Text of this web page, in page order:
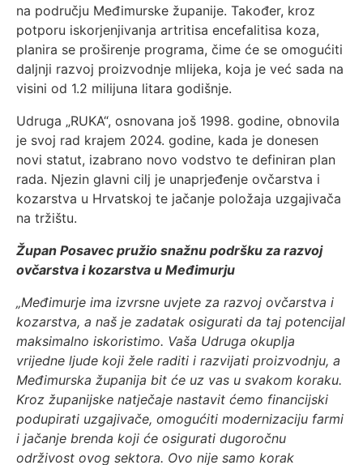
na području Međimurske županije. Također, kroz
potporu iskorjenjivanja artritisa encefalitisa koza,
planira se proširenje programa, čime će se omogućiti
daljnji razvoj proizvodnje mlijeka, koja je već sada na
visini od 1.2 milijuna litara godišnje.
Udruga „RUKA“, osnovana još 1998. godine, obnovila
je svoj rad krajem 2024. godine, kada je donesen
novi statut, izabrano novo vodstvo te definiran plan
rada. Njezin glavni cilj je unaprjeđenje ovčarstva i
kozarstva u Hrvatskoj te jačanje položaja uzgajivača
na tržištu.
Župan Posavec pružio snažnu podršku za razvoj
ovčarstva i kozarstva u Međimurju
„Međimurje ima izvrsne uvjete za razvoj ovčarstva i
kozarstva, a naš je zadatak osigurati da taj potencijal
maksimalno iskoristimo. Vaša Udruga okuplja
vrijedne ljude koji žele raditi i razvijati proizvodnju, a
Međimurska županija bit će uz vas u svakom koraku.
Kroz županijske natječaje nastavit ćemo financijski
podupirati uzgajivače, omogućiti modernizaciju farmi
i jačanje brenda koji će osigurati dugoročnu
održivost ovog sektora. Ovo nije samo korak